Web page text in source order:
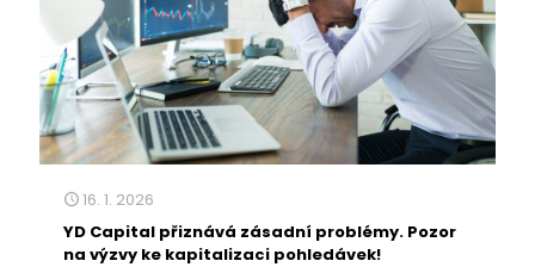
16. 1. 2026
YD Capital přiznává zásadní problémy. Pozor
na výzvy ke kapitalizaci pohledávek!